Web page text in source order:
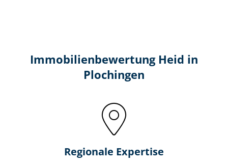
Immobilien­bewertung Heid in
Plochingen
Regionale Expertise